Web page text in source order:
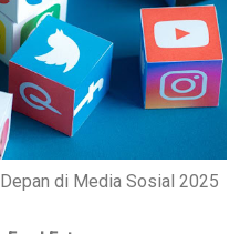
di Media Sosial 2025